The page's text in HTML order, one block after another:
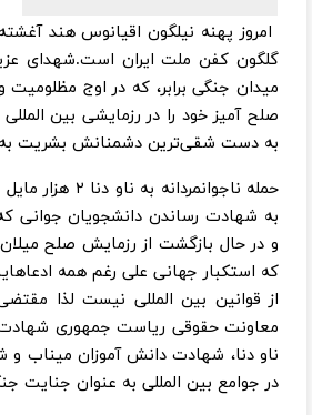
گلگون کفن ملت ایران است.شهدای
میدان جنگی برابر، که در اوج
صلح آمیز خود را در رزمایشی بین المللی
به دست شقی‌ترین دشمنانش بشریت
حمله
به شهادت رساندن دانشجویان جوانی
که استکبار جهانی علی رغم همه
از قوانین بین المللی نیست لذا
معاونت حقوقی ریاست جمهوری شهادت
ناو‌ دنا، شهادت دانش آموزان میناب و
در جوامع بین المللی به عنوان جنایت